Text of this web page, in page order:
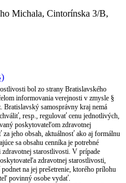
Michala, Cintorínska 3/B,
bol zo strany Bratislavského
informovania verejnosti v zmysle §
Bratislavský samosprávny kraj nemá
resp., regulovať cenu jednotlivých,
poskytovateľom zdravotnej
jeho obsah, aktuálnosť ako aj formálnu
sa obsahu cenníka je potrebné
starostlivosti. V prípade
zdravotnej starostlivosti,
na jej prešetrenie, ktorého prílohu
povinný osobe vydať.